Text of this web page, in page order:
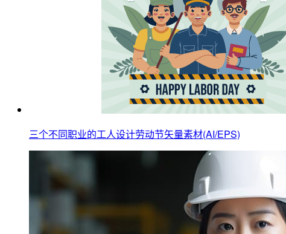
三个不同职业的工人设计劳动节矢量素材(AI/EPS)